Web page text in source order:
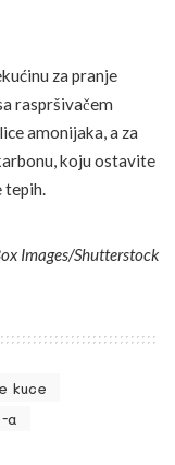
za pranje
raspršivačem
amonijaka, a za
koju ostavite
tepih.
Images/Shutterstock
kuce
a